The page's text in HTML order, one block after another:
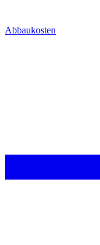
Abbaukosten